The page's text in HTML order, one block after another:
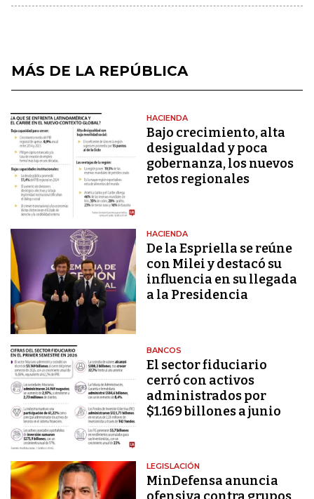
MÁS DE LA REPÚBLICA
HACIENDA
Bajo crecimiento, alta
desigualdad y poca
gobernanza, los nuevos
retos regionales
HACIENDA
De la Espriella se reúne
con Milei y destacó su
influencia en su llegada
a la Presidencia
BANCOS
El sector fiduciario
cerró con activos
administrados por
$1.169 billones a junio
LEGISLACIÓN
MinDefensa anuncia